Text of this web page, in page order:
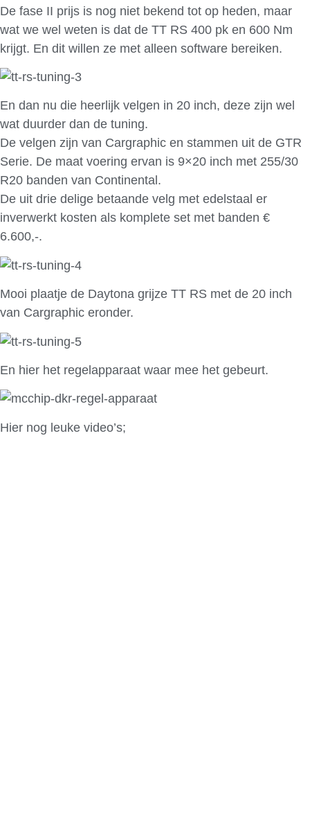
De fase II prijs is nog niet bekend tot op heden, maar
wat we wel weten is dat de TT RS 400 pk en 600 Nm
krijgt. En dit willen ze met alleen software bereiken.
En dan nu die heerlijk velgen in 20 inch, deze zijn wel
wat duurder dan de tuning.
De velgen zijn van Cargraphic en stammen uit de GTR
Serie. De maat voering ervan is 9×20 inch met 255/30
R20 banden van Continental.
De uit drie delige betaande velg met edelstaal er
inverwerkt kosten als komplete set met banden €
6.600,-.
Mooi plaatje de Daytona grijze TT RS met de 20 inch
van Cargraphic eronder.
En hier het regelapparaat waar mee het gebeurt.
Hier nog leuke video’s;